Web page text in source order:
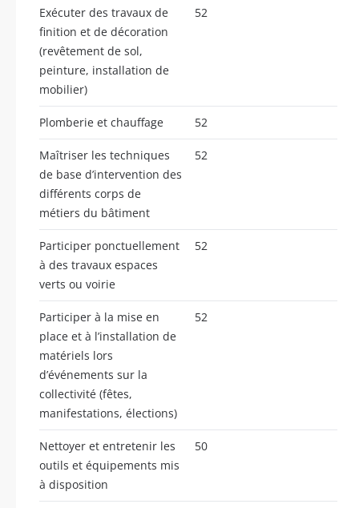
Exécuter des travaux de
finition et de décoration
(revêtement de sol,
peinture, installation de
mobilier)
52
Plomberie et chauffage 52
Maîtriser les techniques
de base d’intervention des
différents corps de
métiers du bâtiment
52
Participer ponctuellement
à des travaux espaces
verts ou voirie
52
Participer à la mise en
place et à l’installation de
matériels lors
d’événements sur la
collectivité (fêtes,
manifestations, élections)
52
Nettoyer et entretenir les
outils et équipements mis
à disposition
50